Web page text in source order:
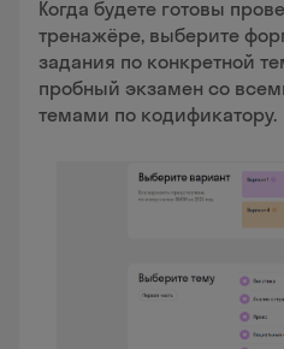
Когда будете готовы
тренажёре, выберите
задания по конкретной
пробный экзамен со
темами по кодификатору.